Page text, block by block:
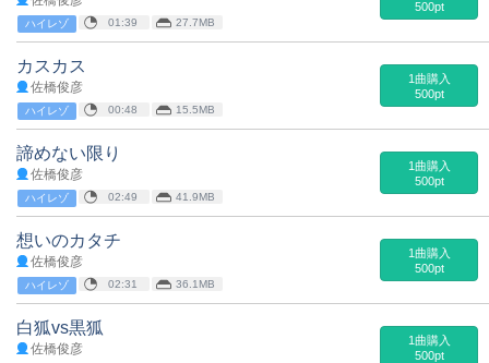
ハイレゾ 01:39 27.7MB
500pt
カスカス
佐橋俊彦
ハイレゾ 00:48 15.5MB
1曲購入
500pt
諦めない限り
佐橋俊彦
ハイレゾ 02:49 41.9MB
1曲購入
500pt
想いのカタチ
佐橋俊彦
ハイレゾ 02:31 36.1MB
1曲購入
500pt
白狐vs黒狐
佐橋俊彦
1曲購入
500pt